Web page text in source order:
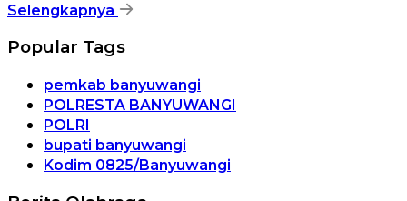
Selengkapnya
Popular Tags
pemkab banyuwangi
POLRESTA BANYUWANGI
POLRI
bupati banyuwangi
Kodim 0825/Banyuwangi